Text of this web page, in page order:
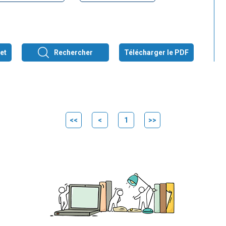
Rechercher Télécharger le PDF
<< < 1 >>